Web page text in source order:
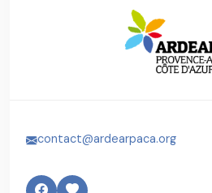
contact@ardearpaca.org